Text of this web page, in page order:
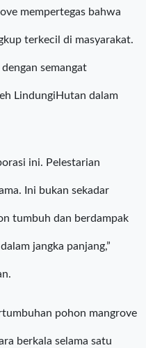
mempertegas bahwa
terkecil di masyarakat.
semangat
LindungiHutan dalam
ini. Pelestarian
Ini bukan sekadar
tumbuh dan berdampak
jangka panjang,”
pohon mangrove
berkala selama satu